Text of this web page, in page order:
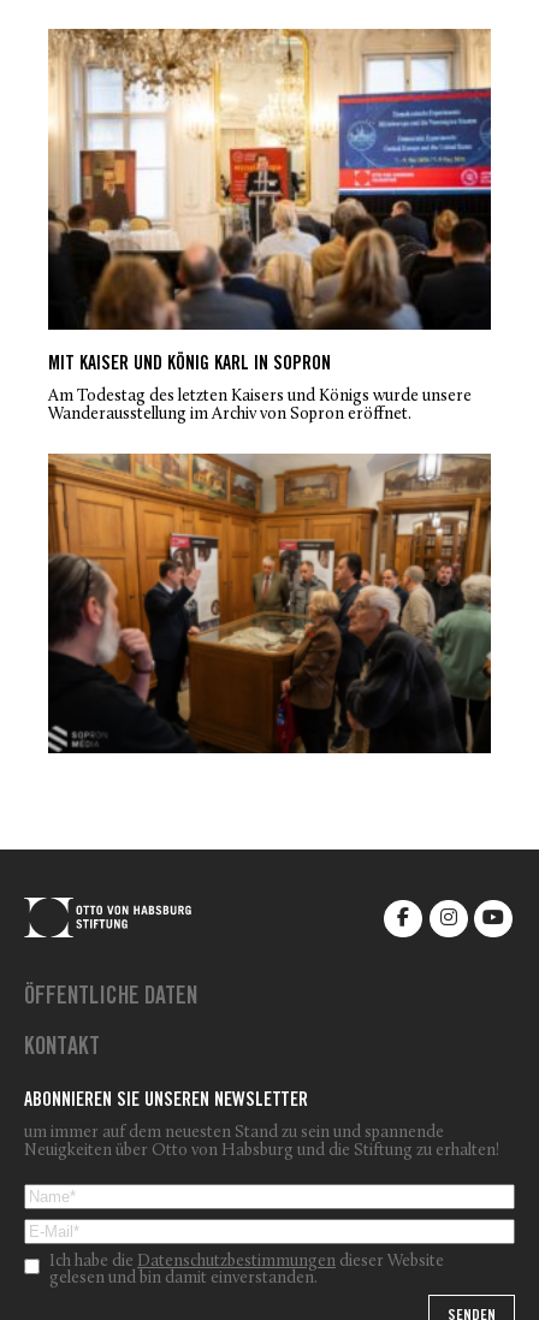
MIT KAISER UND KÖNIG KARL IN SOPRON
Am Todestag des letzten Kaisers und Königs wurde unsere
Wanderausstellung im Archiv von Sopron eröffnet.
ÖFFENTLICHE DATEN
KONTAKT
ABONNIEREN SIE UNSEREN NEWSLETTER
um immer auf dem neuesten Stand zu sein und spannende
Neuigkeiten über Otto von Habsburg und die Stiftung zu erhalten!
Ich habe die Datenschutzbestimmungen dieser Website
gelesen und bin damit einverstanden.